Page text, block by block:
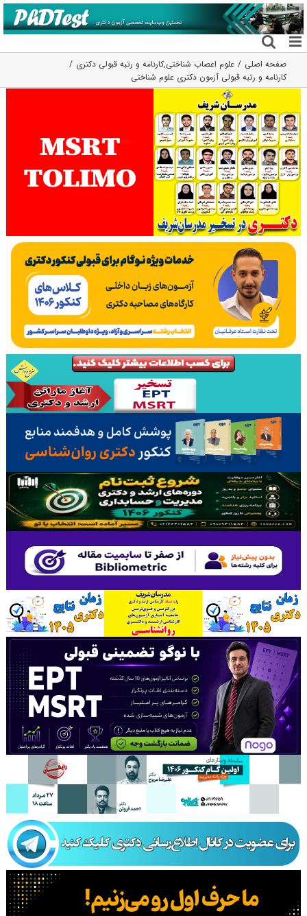
رفتن
به
محتوا
صفحه اصلی علوم اعصاب شناختی,کارنامه و رتبه قبولی دکتری
کارنامه و رتبه قبولی آزمون دکتری علوم شناختی